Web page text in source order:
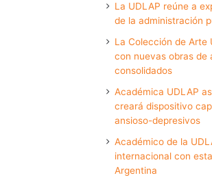
La UDLAP reúne a
de la administración
La Colección de Arte
con nuevas obras de
consolidados
Académica UDLAP
creará dispositivo
ansioso-depresivos
Académico de la
internacional con
Argentina